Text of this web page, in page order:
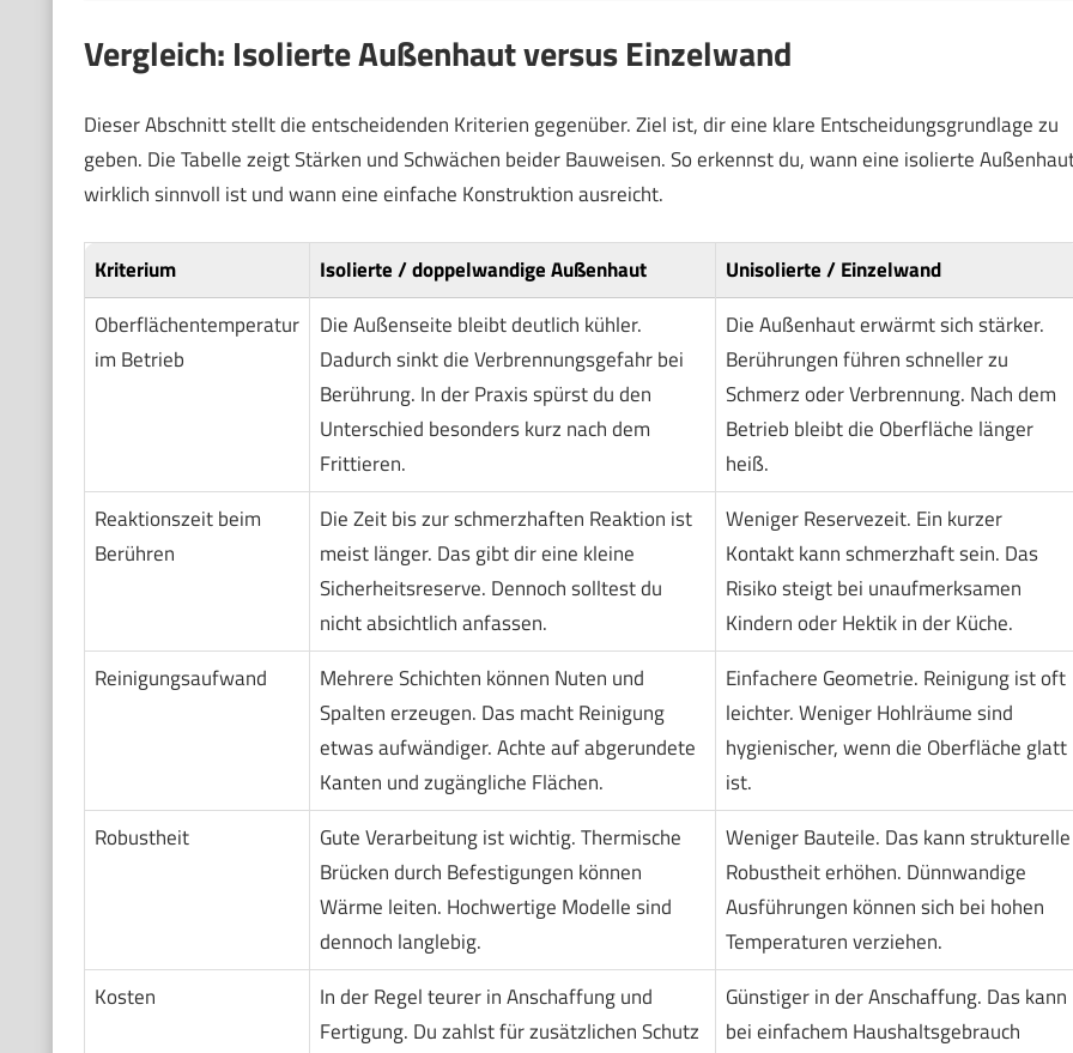
Vergleich: Isolierte Außenhaut versus Einzelwand
Dieser Abschnitt stellt die entscheidenden Kriterien gegenüber. Ziel ist, dir eine klare Entscheidungsgrundlage zu
geben. Die Tabelle zeigt Stärken und Schwächen beider Bauweisen. So erkennst du, wann eine isolierte
wirklich sinnvoll ist und wann eine einfache Konstruktion ausreicht.
Kriterium Isolierte / doppelwandige Außenhaut
Unisolierte / Einzelwand
Oberflächentemperatur
im Betrieb
Die Außenseite bleibt deutlich kühler.
Dadurch sinkt die Verbrennungsgefahr bei
Berührung. In der Praxis spürst du den
Unterschied besonders kurz nach dem
Frittieren.
Die Außenhaut erwärmt sich stärker.
Berührungen führen schneller zu
Schmerz oder Verbrennung. Nach dem
Betrieb bleibt die Oberfläche länger
heiß.
Reaktionszeit beim
Berühren
Die Zeit bis zur schmerzhaften Reaktion ist
meist länger. Das gibt dir eine kleine
Sicherheitsreserve. Dennoch solltest du
nicht absichtlich anfassen.
Weniger Reservezeit. Ein kurzer
Kontakt kann schmerzhaft sein. Das
Risiko steigt bei unaufmerksamen
Kindern oder Hektik in der Küche.
Reinigungsaufwand
Mehrere Schichten können Nuten und
Spalten erzeugen. Das macht Reinigung
etwas aufwändiger. Achte auf abgerundete
Kanten und zugängliche Flächen.
Einfachere Geometrie. Reinigung ist oft
leichter. Weniger Hohlräume sind
hygienischer, wenn die Oberfläche glatt
ist.
Robustheit
Gute Verarbeitung ist wichtig. Thermische
Brücken durch Befestigungen können
Wärme leiten. Hochwertige Modelle sind
dennoch langlebig.
Weniger Bauteile. Das kann strukturelle
Robustheit erhöhen. Dünnwandige
Ausführungen können sich bei hohen
Temperaturen verziehen.
Kosten
In der Regel teurer in Anschaffung und
Fertigung. Du zahlst für zusätzlichen Schutz
Günstiger in der Anschaffung. Das kann
bei einfachem Haushaltsgebrauch